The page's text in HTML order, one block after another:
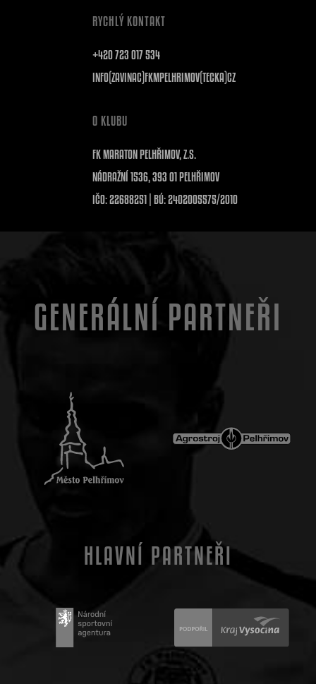
RYCHLÝ KONTAKT
+420 723 017 534
INFO(ZAVINAC)FKMPELHRIMOV(TECKA)CZ
O KLUBU
FK MARATON PELHŘIMOV, Z.S.
NÁDRAŽNÍ 1536, 393 01 PELHŘIMOV
IČO: 22688251 | BÚ: 2402005575/2010
GENERÁLNÍ PARTNEŘI
HLAVNÍ PARTNEŘI